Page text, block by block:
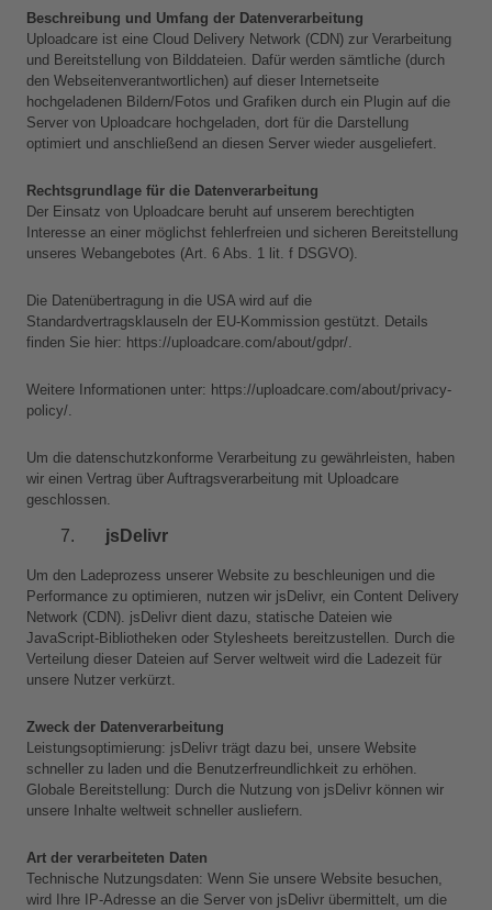
Beschreibung und Umfang der Datenverarbeitung
Uploadcare ist eine Cloud Delivery Network (CDN) zur Verarbeitung
und Bereitstellung von Bilddateien. Dafür werden sämtliche (durch
den Webseitenverantwortlichen) auf dieser Internetseite
hochgeladenen Bildern/Fotos und Grafiken durch ein Plugin auf die
Server von Uploadcare hochgeladen, dort für die Darstellung
optimiert und anschließend an diesen Server wieder ausgeliefert.
Rechtsgrundlage für die Datenverarbeitung
Der Einsatz von Uploadcare beruht auf unserem berechtigten
Interesse an einer möglichst fehlerfreien und sicheren Bereitstellung
unseres Webangebotes (Art. 6 Abs. 1 lit. f DSGVO).
Die Datenübertragung in die USA wird auf die
Standardvertragsklauseln der EU-Kommission gestützt. Details
finden Sie hier: https://uploadcare.com/about/gdpr/.
Weitere Informationen unter: https://uploadcare.com/about/privacy-
policy/.
Um die datenschutzkonforme Verarbeitung zu gewährleisten, haben
wir einen Vertrag über Auftragsverarbeitung mit Uploadcare
geschlossen.
jsDelivr
Um den Ladeprozess unserer Website zu beschleunigen und die
Performance zu optimieren, nutzen wir jsDelivr, ein Content Delivery
Network (CDN). jsDelivr dient dazu, statische Dateien wie
JavaScript-Bibliotheken oder Stylesheets bereitzustellen. Durch die
Verteilung dieser Dateien auf Server weltweit wird die Ladezeit für
unsere Nutzer verkürzt.
Zweck der Datenverarbeitung
Leistungsoptimierung: jsDelivr trägt dazu bei, unsere Website
schneller zu laden und die Benutzerfreundlichkeit zu erhöhen.
Globale Bereitstellung: Durch die Nutzung von jsDelivr können wir
unsere Inhalte weltweit schneller ausliefern.
Art der verarbeiteten Daten
Technische Nutzungsdaten: Wenn Sie unsere Website besuchen,
wird Ihre IP-Adresse an die Server von jsDelivr übermittelt, um die